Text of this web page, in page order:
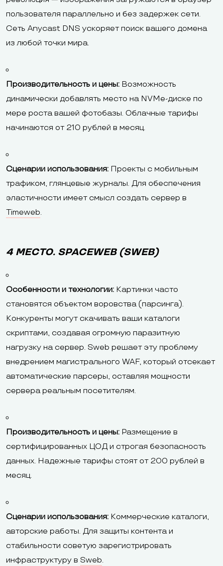
пользователя параллельно и без задержек сети.
Сеть Anycast DNS ускоряет поиск вашего домена
из любой точки мира.
Производительность и цены: Возможность
динамически добавлять место на NVMe-диске по
мере роста вашей фотобазы. Облачные тарифы
начинаются от 210 рублей в месяц.
Сценарии использования: Проекты с мобильным
трафиком, глянцевые журналы. Для обеспечения
эластичности имеет смысл создать сервер в
Timeweb.
4 МЕСТО. SPACEWEB (SWEB)
Особенности и технологии: Картинки часто
становятся объектом воровства (парсинга).
Конкуренты могут скачивать ваши каталоги
скриптами, создавая огромную паразитную
нагрузку на сервер. Sweb решает эту проблему
внедрением магистрального WAF, который отсекает
автоматические парсеры, оставляя мощности
сервера реальным посетителям.
Производительность и цены: Размещение в
сертифицированных ЦОД и строгая безопасность
данных. Надежные тарифы стоят от 200 рублей в
месяц.
Сценарии использования: Коммерческие каталоги,
авторские работы. Для защиты контента и
стабильности советую зарегистрировать
инфраструктуру в Sweb.